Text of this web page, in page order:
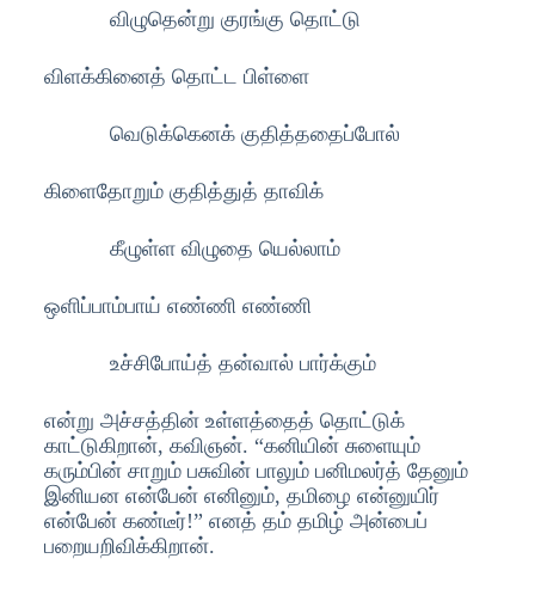
விழுதென்று குரங்கு தொட்டு
விளக்கினைத் தொட்ட பிள்ளை
வெடுக்கெனக் குதித்ததைப்போல்
கிளைதோறும் குதித்துத் தாவிக்
கீழுள்ள விழுதை யெல்லாம்
ஒளிப்பாம்பாய் எண்ணி எண்ணி
உச்சிபோய்த் தன்வால் பார்க்கும்
என்று அச்சத்தின் உள்ளத்தைத் தொட்டுக்
காட்டுகிறான், கவிஞன். “கனியின் சுளையும்
கரும்பின் சாறும் பசுவின் பாலும் பனிமலர்த் தேனும்
இனியன என்பேன் எனினும், தமிழை என்னுயிர்
என்பேன் கண்டீர்!” எனத் தம் தமிழ் அன்பைப்
பறையறிவிக்கிறான்.